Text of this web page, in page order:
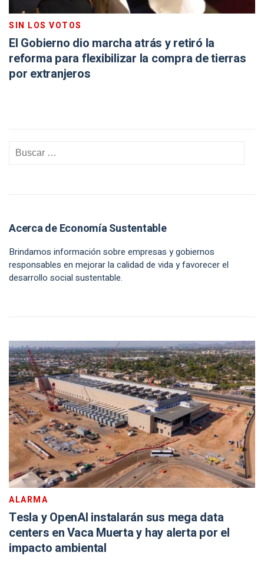
SIN LOS VOTOS
El Gobierno dio marcha atrás y retiró la
reforma para flexibilizar la compra de tierras
por extranjeros
Acerca de Economía Sustentable
Brindamos información sobre empresas y gobiernos
responsables en mejorar la calidad de vida y favorecer el
desarrollo social sustentable.
ALARMA
Tesla y OpenAI instalarán sus mega data
centers en Vaca Muerta y hay alerta por el
impacto ambiental